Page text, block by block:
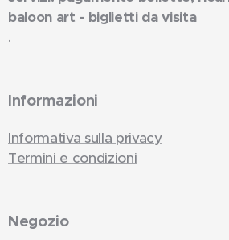
baloon art - biglietti da visita
.
Informazioni
Informativa sulla privacy
Termini e condizioni
Negozio